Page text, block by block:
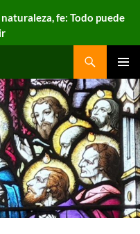
fe: Todo puede
MENU